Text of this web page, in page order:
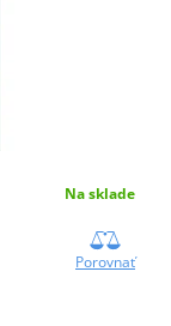
Na sklade
Porovnať